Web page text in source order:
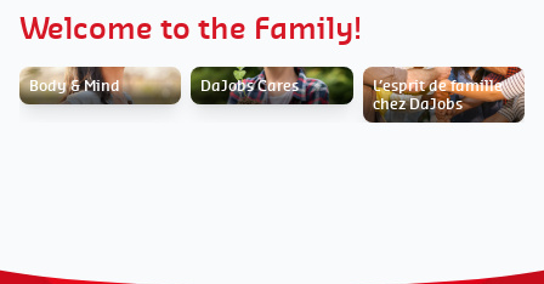
Welcome to the Family!
Body & Mind DaJobs Cares
L’esprit de famille
chez DaJobs